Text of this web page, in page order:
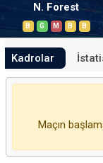
N. Forest
B G M B B
Kadrolar
Maçın